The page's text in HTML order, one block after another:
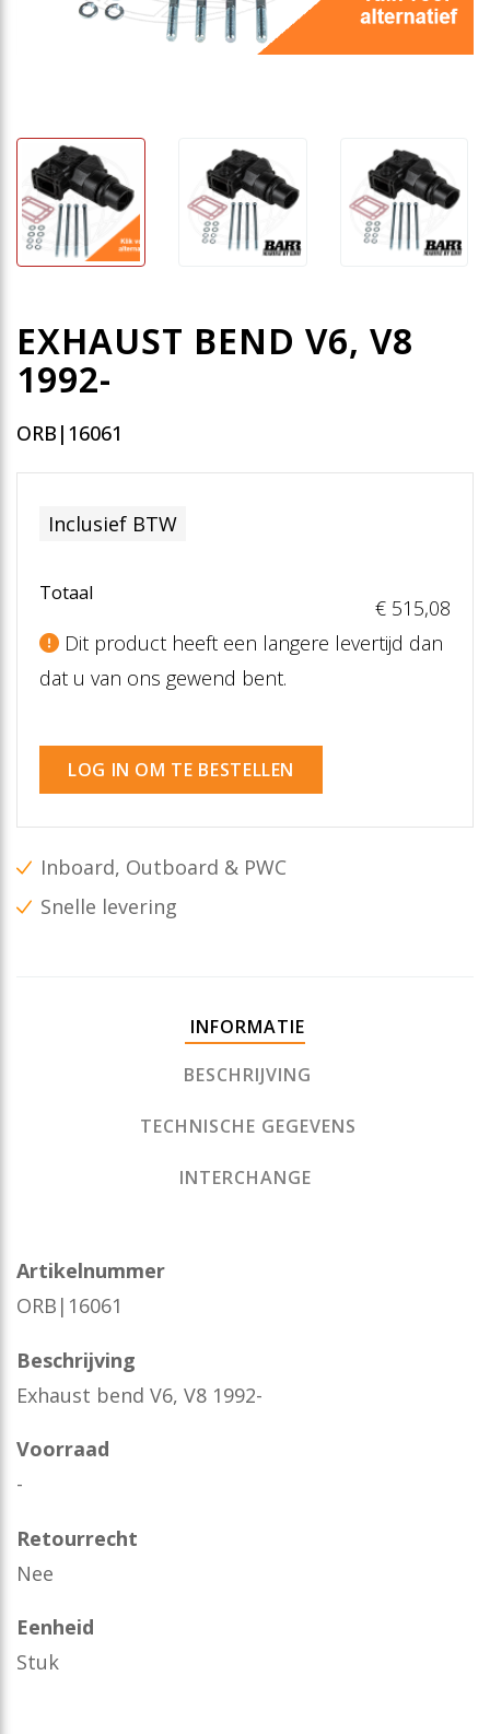
EXHAUST BEND V6, V8
1992-
ORB|16061
Inclusief BTW
Totaal
€ 515,08
Dit product heeft een langere levertijd dan
dat u van ons gewend bent.
LOG IN OM TE BESTELLEN
Inboard, Outboard & PWC
Snelle levering
INFORMATIE
BESCHRIJVING
TECHNISCHE GEGEVENS
INTERCHANGE
Artikelnummer
ORB|16061
Beschrijving
Exhaust bend V6, V8 1992-
Voorraad
-
Retourrecht
Nee
Eenheid
Stuk